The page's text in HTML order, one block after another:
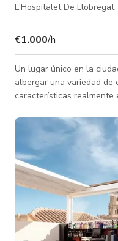
L'Hospitalet De Llobregat
€1.000/h
Un lugar único en la
albergar una variedad de
características realmente especiales.
lugares más icónicos de
ofrece vistas de 360° de
suelo. Es ideal para celebraciones, fiestas y todo tipo de
actividades corporativas
reuniones y